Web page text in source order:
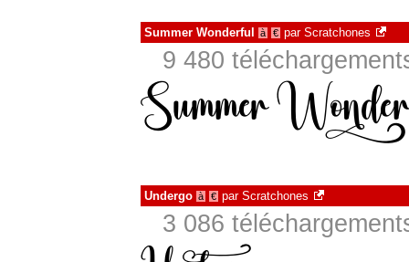
Summer Wonderful à € par Scratchones
9 480
Undergo à € par Scratchones
3 086